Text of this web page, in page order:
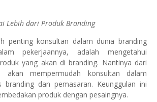
Lebih dari Produk Branding
penting konsultan dalam dunia branding
pekerjaannya, adalah mengetahui
yang akan di branding. Nantinya dari
akan mempermudah konsultan dalam
branding dan pemasaran. Keunggulan ini
produk dengan pesaingnya.